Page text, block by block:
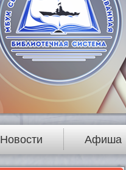
Новости Афиша